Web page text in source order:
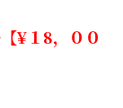
¥１8，００